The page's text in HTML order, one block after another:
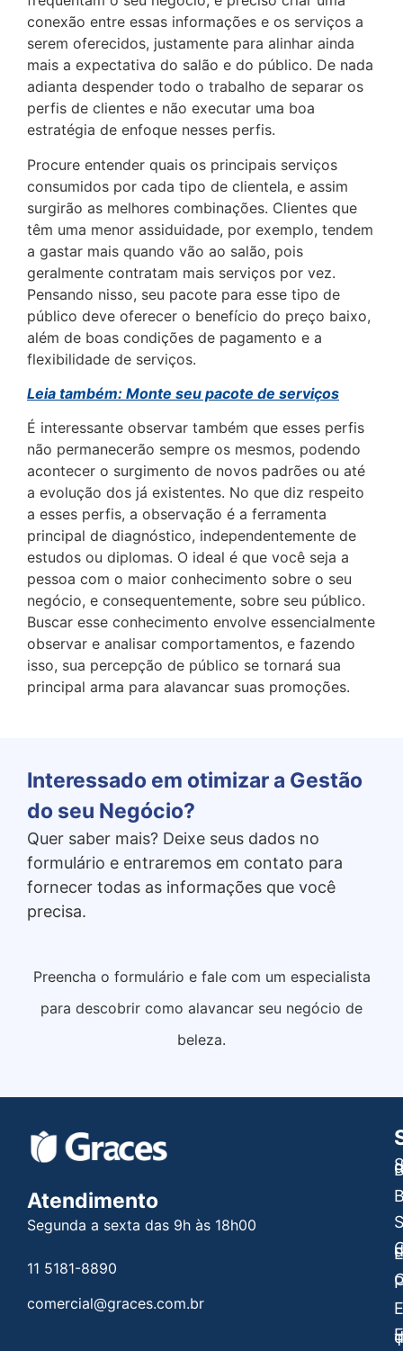
conexão entre essas informações e os serviços a
serem oferecidos, justamente para alinhar ainda
mais a expectativa do salão e do público. De nada
adianta despender todo o trabalho de separar os
perfis de clientes e não executar uma boa
estratégia de enfoque nesses perfis.
Procure entender quais os principais serviços
consumidos por cada tipo de clientela, e assim
surgirão as melhores combinações. Clientes que
têm uma menor assiduidade, por exemplo, tendem
a gastar mais quando vão ao salão, pois
geralmente contratam mais serviços por vez.
Pensando nisso, seu pacote para esse tipo de
público deve oferecer o benefício do preço baixo,
além de boas condições de pagamento e a
flexibilidade de serviços.
Leia também: Monte seu pacote de serviços
É interessante observar também que esses perfis
não permanecerão sempre os mesmos, podendo
acontecer o surgimento de novos padrões ou até
a evolução dos já existentes. No que diz respeito
a esses perfis, a observação é a ferramenta
principal de diagnóstico, independentemente de
estudos ou diplomas. O ideal é que você seja a
pessoa com o maior conhecimento sobre o seu
negócio, e consequentemente, sobre seu público.
Buscar esse conhecimento envolve essencialmente
observar e analisar comportamentos, e fazendo
isso, sua percepção de público se tornará sua
principal arma para alavancar suas promoções.
Interessado em otimizar a Gestão
do seu Negócio?
Quer saber mais? Deixe seus dados no
formulário e entraremos em contato para
fornecer todas as informações que você
precisa.
Preencha o formulário e fale com um especialista
para descobrir como alavancar seu negócio de
beleza.
Atendimento
Segunda a sexta das 9h às 18h00
11 5181-8890
comercial@graces.com.br